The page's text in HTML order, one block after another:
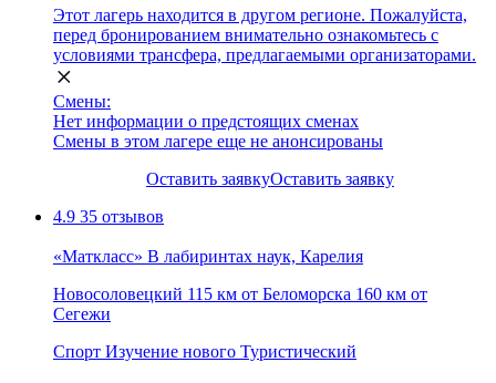
Этот лагерь находится в другом регионе. Пожалуйста,
перед бронированием внимательно ознакомьтесь с
условиями трансфера, предлагаемыми организаторами.
Смены:
Нет информации о предстоящих сменах
Смены в этом лагере еще не анонсированы
Оставить заявкуОставить заявку
4.9 35 отзывов
«Маткласс» В лабиринтах наук, Карелия
Новосоловецкий 115 км от Беломорска 160 км от
Сегежи
Спорт Изучение нового Туристический